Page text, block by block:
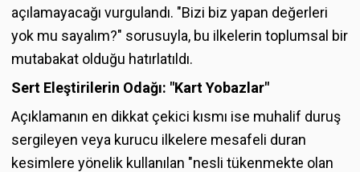
açılamayacağı vurgulandı. "Bizi biz yapan değerleri
yok mu sayalım?" sorusuyla, bu ilkelerin toplumsal bir
mutabakat olduğu hatırlatıldı.
Sert Eleştirilerin Odağı: "Kart Yobazlar"
Açıklamanın en dikkat çekici kısmı ise muhalif duruş
sergileyen veya kurucu ilkelere mesafeli duran
kesimlere yönelik kullanılan "nesli tükenmekte olan